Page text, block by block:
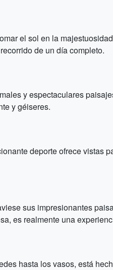
el sol en la
de un día completo.
y espectaculares
y géiseres.
deporte ofrece vistas
sus impresionantes
es realmente una
hasta los vasos, está